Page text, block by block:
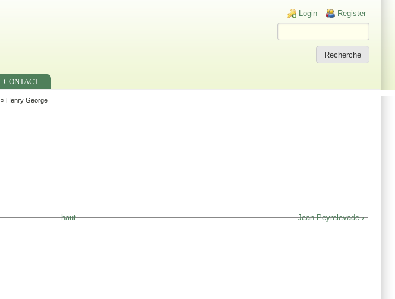
Login links
Login Register
CONTACT
» Henry George
haut Jean Peyrelevade ›